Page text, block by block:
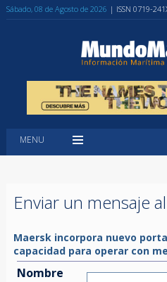
Sábado, 08 de Agosto de 2026 | ISSN 0719-
MENU
Enviar un mensaje
Maersk incorpora nuevo
capacidad para operar con
Nombre